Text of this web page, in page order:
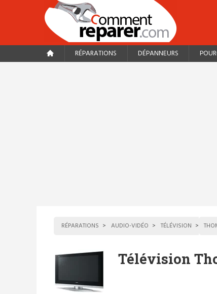
RÉPARATIONS DÉPANNEURS
RÉPARATIONS AUDIO-VIDÉO TÉLÉVISION
Télévision